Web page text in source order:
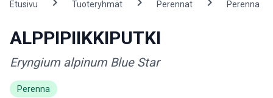
Etusivu Tuoteryhmät Perennat Perenna
ALPPIPIIKKIPUTKI
Eryngium alpinum Blue Star
Perenna